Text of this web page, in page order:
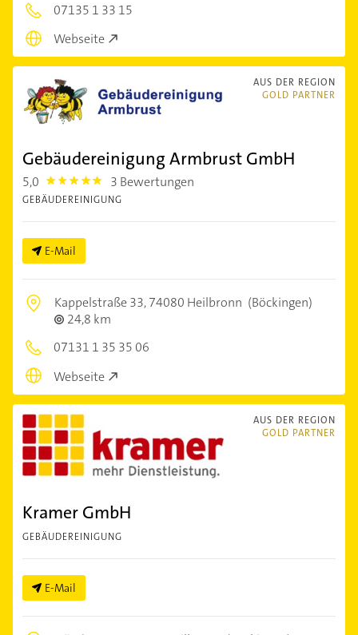
07135 1 33 15
Webseite
AUS DER REGION
GOLD PARTNER
Gebäudereinigung Armbrust GmbH
5,0 5.0 3 Bewertungen
GEBÄUDEREINIGUNG
E-Mail
Kappelstraße 33,74080 Heilbronn (Böckingen)
24,8 km
07131 1 35 35 06
Webseite
AUS DER REGION
GOLD PARTNER
Kramer GmbH
GEBÄUDEREINIGUNG
E-Mail